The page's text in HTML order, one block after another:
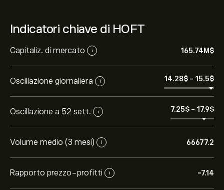
Indicatori chiave di HOFT
Capitaliz. di mercato i 165.74M‎$‎
Oscillazione giornaliera i 14.28‎$‎ - 15.5‎$‎
Oscillazione a 52 sett. i 7.25‎$‎ - 17.9‎$‎
Volume medio (3 mesi) i 66677.2
Rapporto prezzo-profitti i -7.14